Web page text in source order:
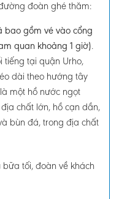
đoàn ghé thăm:
bao gồm vé vào cổng
quan khoảng 1 giờ).
tiếng tại quận Urho,
dài theo hướng tây
một hồ nước ngọt
chất lớn, hồ cạn dần,
bùn đá, trong địa chất
tối, đoàn về khách